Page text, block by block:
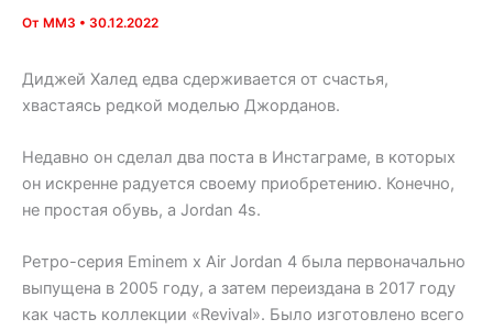
От MM3 • 30.12.2022
Диджей Халед едва сдерживается от счастья,
хвастаясь редкой моделью Джорданов.
Недавно он сделал два поста в Инстаграме, в которых
он искренне радуется своему приобретению. Конечно,
не простая обувь, а Jordan 4s.
Ретро-серия Eminem x Air Jordan 4 была первоначально
выпущена в 2005 году, а затем переиздана в 2017 году
как часть коллекции «Revival». Было изготовлено всего